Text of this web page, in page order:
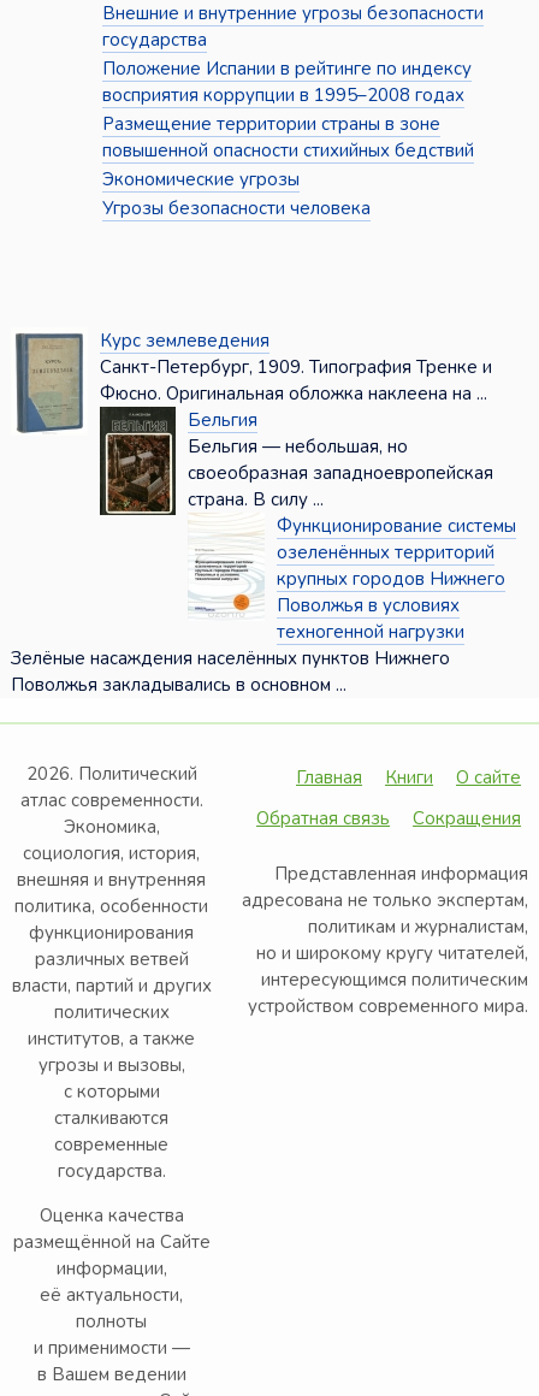
Внешние и внутренние угрозы безопасности
государства
Положение Испании в рейтинге по индексу
восприятия коррупции в 1995–2008 годах
Размещение территории страны в зоне
повышенной опасности стихийных бедствий
Экономические угрозы
Угрозы безопасности человека
Курс землеведения
Санкт-Петербург, 1909. Типография Тренке и
Фюсно. Оригинальная обложка наклеена на ...
Бельгия
Бельгия — небольшая, но
своеобразная западноевропейская
страна. В силу ...
Функционирование системы
озеленённых территорий
крупных городов Нижнего
Поволжья в условиях
техногенной нагрузки
Зелёные насаждения населённых пунктов Нижнего
Поволжья закладывались в основном ...
2026. Политический
атлас современности.
Экономика,
социология, история,
внешняя и внутренняя
политика, особенности
функционирования
различных ветвей
власти, партий и других
политических
институтов, а также
угрозы и вызовы,
с которыми
сталкиваются
современные
государства.
Оценка качества
размещённой на Сайте
информации,
её актуальности,
полноты
и применимости —
в Вашем ведении
Главная Книги
О сайте
Обратная связь
Сокращения
Представленная информация
адресована не только экспертам,
политикам и журналистам,
но и широкому кругу читателей,
интересующимся политическим
устройством современного мира.